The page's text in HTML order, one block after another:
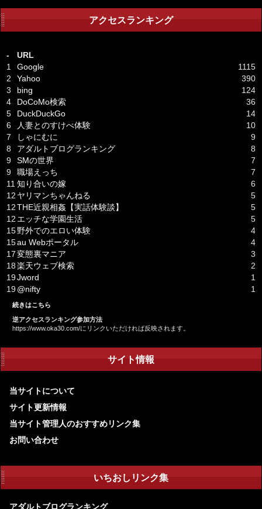
アクセスランキング
-
URL
1
Google
1115
2
Yahoo
390
3
bing
124
4
DoCoMo検索
36
5
DuckDuckGo
14
6
人妻とのすけべ体験
10
7
しゃにむに
9
8
アダルトブログランキング
8
9
SMの世界
7
9
職場えっち
7
11知り合いの嫁
6
12 ヤリマンちゃんねる
5
12THE近親相姦【実話体験談】
5
12 エッチな学園生活
5
15野外でのエロい体験
4
15au Webポータル
4
17変態裏マニア
3
18楽天ウェブ検索
2
19Jword
1
19@nifty 1
続きはこちら
逆アクセスランキング参加方法
https://www.oka30.com/にリンクいただければ反映されます。
サイト情報
当サイトについて
サイト更新情報
当サイト管理人のおすすめリンク集
お問い合わせ
いちおしリンク集
アダルトブログランキング